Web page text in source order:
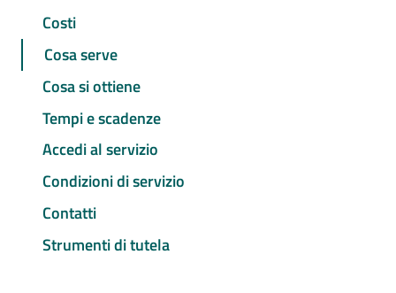
Costi
Cosa serve
Cosa si ottiene
Tempi e scadenze
Accedi al servizio
Condizioni di servizio
Contatti
Strumenti di tutela